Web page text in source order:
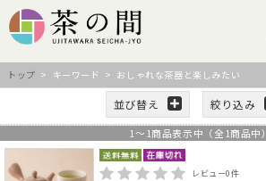
トップ > キーワード > おしゃれな茶器と楽しみたい
並び替え 絞り込み
1 ～ 1商品表示中（全 1商品中）
レビュー0件